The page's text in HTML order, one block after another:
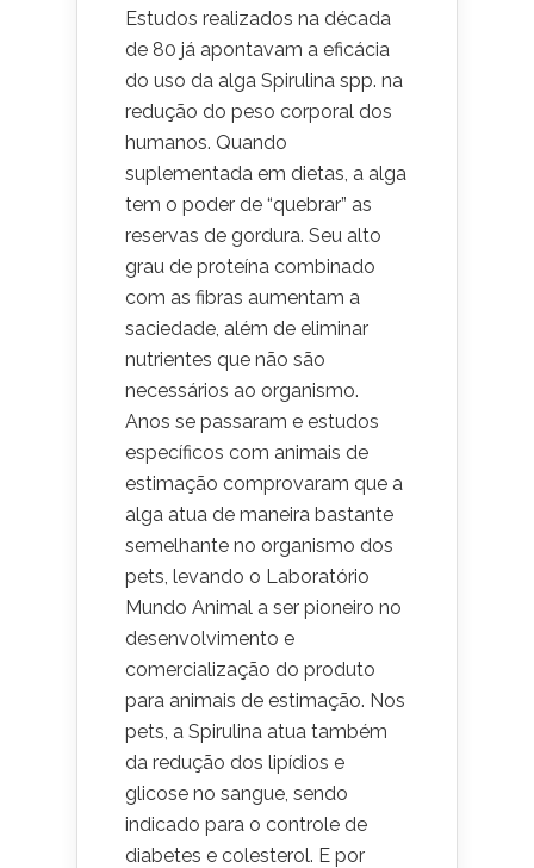
Estudos realizados na década
de 80 já apontavam a eficácia
do uso da alga Spirulina spp. na
redução do peso corporal dos
humanos. Quando
suplementada em dietas, a alga
tem o poder de “quebrar” as
reservas de gordura. Seu alto
grau de proteína combinado
com as fibras aumentam a
saciedade, além de eliminar
nutrientes que não são
necessários ao organismo.
Anos se passaram e estudos
específicos com animais de
estimação comprovaram que a
alga atua de maneira bastante
semelhante no organismo dos
pets, levando o Laboratório
Mundo Animal a ser pioneiro no
desenvolvimento e
comercialização do produto
para animais de estimação. Nos
pets, a Spirulina atua também
da redução dos lipídios e
glicose no sangue, sendo
indicado para o controle de
diabetes e colesterol. E por